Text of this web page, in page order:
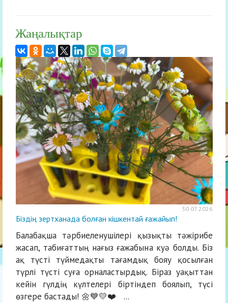
Жаңалықтар
30.07.2026
Біздің зертханада болған кішкентай ғажайып!
Балабақша тәрбиеленушілері қызықты тәжірибе
жасап, табиғаттың нағыз ғажабына куә болды. Біз
ақ түсті түймедақты тағамдық бояу қосылған
түрлі түсті суға орналастырдық. Біраз уақыттан
кейін гүлдің күлтелері біртіндеп боялып, түсі
өзгере бастады! 🌼💙💛❤️ ...